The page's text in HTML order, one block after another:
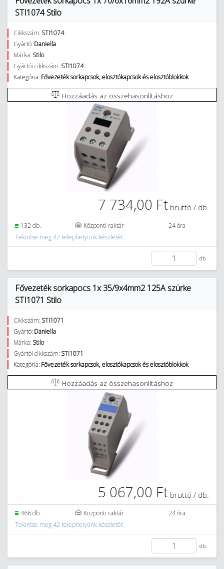
STI1074 Stilo
Cikkszám: STI1074
Gyártó: Daniella
Márka: Stilo
Gyártói cikkszám: STI1074
Kategória: Fővezeték sorkapcsok, elosztókapcsok és elosztóblokkok
Hozzáadás az összehasonlításhoz
7 734,00 Ft bruttó / db.
132 db. Központi raktár
24 óra
Tekintse meg 42 telephelyünk készletét
db.
Fővezeték sorkapocs 1x 35/9x4mm2 125A szürke
STI1071 Stilo
Cikkszám: STI1071
Gyártó: Daniella
Márka: Stilo
Gyártói cikkszám: STI1071
Kategória: Fővezeték sorkapcsok, elosztókapcsok és elosztóblokkok
Hozzáadás az összehasonlításhoz
5 067,00 Ft bruttó / db.
466 db. Központi raktár
24 óra
Tekintse meg 42 telephelyünk készletét
db.